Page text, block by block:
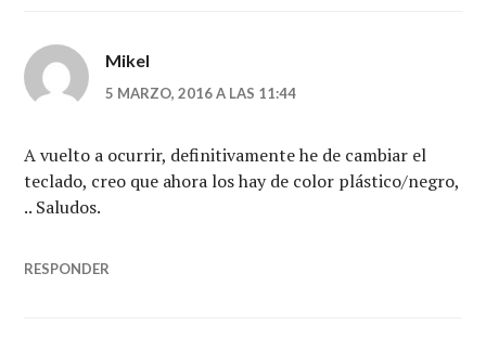
Mikel
5 MARZO, 2016 A LAS 11:44
A vuelto a ocurrir, definitivamente he de cambiar el
teclado, creo que ahora los hay de color plástico/negro,
.. Saludos.
RESPONDER